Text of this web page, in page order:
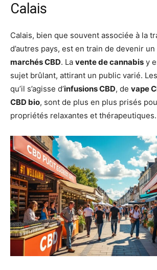
Calais
Calais, bien que souvent associée à la
d’autres pays, est en train de devenir
marchés CBD. La vente de cannabis y
sujet brûlant, attirant un public varié. Les
qu’il s’agisse d’infusions CBD, de vape
CBD bio, sont de plus en plus prisés
propriétés relaxantes et thérapeutiques.